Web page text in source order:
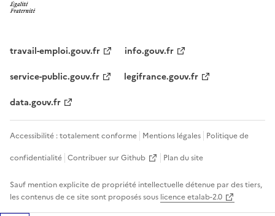
travail-emploi.gouv.fr
info.gouv.fr
service-public.gouv.fr
legifrance.gouv.fr
data.gouv.fr
Accessibilité : totalement conforme Mentions légales Politique de
confidentialité Contribuer sur Github Plan du site
Sauf mention explicite de propriété intellectuelle détenue par des tiers,
les contenus de ce site sont proposés sous licence etalab-2.0